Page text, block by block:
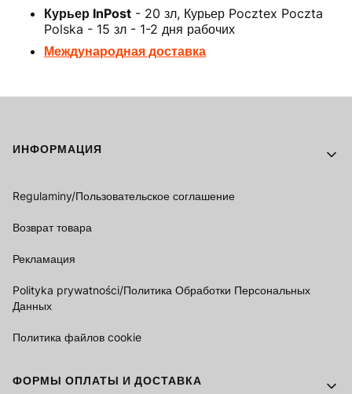
Курьер InPost - 20 зл, Курьер Pocztex Poczta
Polska - 15 зл - 1-2 дня рабочих
Международная доставка
Footer menu
ИНФОРМАЦИЯ
Regulaminy/Пользовательское соглашение
Возврат товара
Рекламация
Polityka prywatności/Политика Обработки Персональных
Данных
Политика файлов cookie
ФОРМЫ ОПЛАТЫ И ДОСТАВКА